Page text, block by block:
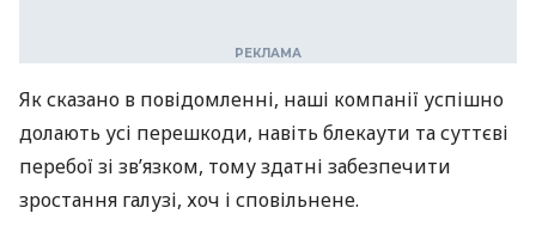
Як сказано в повідомленні, наші компанії успішно
долають усі перешкоди, навіть блекаути та суттєві
перебої зі зв’язком, тому здатні забезпечити
зростання галузі, хоч і сповільнене.